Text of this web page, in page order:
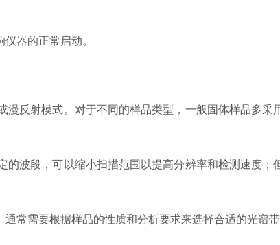
器的正常启动。
射模式。对于不同的样品类型，一般固体样品多采
段，可以缩小扫描范围以提高分辨率和检测速度；
需要根据样品的性质和分析要求来选择合适的光谱带